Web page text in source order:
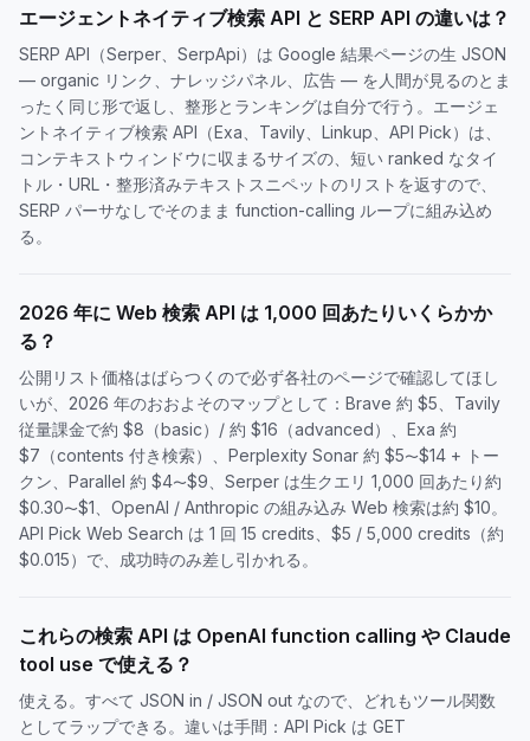
エージェントネイティブ検索 API と SERP API の違いは？
SERP API（Serper、SerpApi）は Google 結果ページの生 JSON
— organic リンク、ナレッジパネル、広告 — を人間が見るのとま
ったく同じ形で返し、整形とランキングは自分で行う。エージェ
ントネイティブ検索 API（Exa、Tavily、Linkup、API Pick）は、
コンテキストウィンドウに収まるサイズの、短い ranked なタイ
トル・URL・整形済みテキストスニペットのリストを返すので、
SERP パーサなしでそのまま function-calling ループに組み込め
る。
2026 年に Web 検索 API は 1,000 回あたりいくらかか
る？
公開リスト価格はばらつくので必ず各社のページで確認してほし
いが、2026 年のおおよそのマップとして：Brave 約 $5、Tavily
従量課金で約 $8（basic）/ 約 $16（advanced）、Exa 約
$7（contents 付き検索）、Perplexity Sonar 約 $5〜$14 + トー
クン、Parallel 約 $4〜$9、Serper は生クエリ 1,000 回あたり約
$0.30〜$1、OpenAI / Anthropic の組み込み Web 検索は約 $10。
API Pick Web Search は 1 回 15 credits、$5 / 5,000 credits（約
$0.015）で、成功時のみ差し引かれる。
これらの検索 API は OpenAI function calling や Claude
tool use で使える？
使える。すべて JSON in / JSON out なので、どれもツール関数
としてラップできる。違いは手間：API Pick は GET